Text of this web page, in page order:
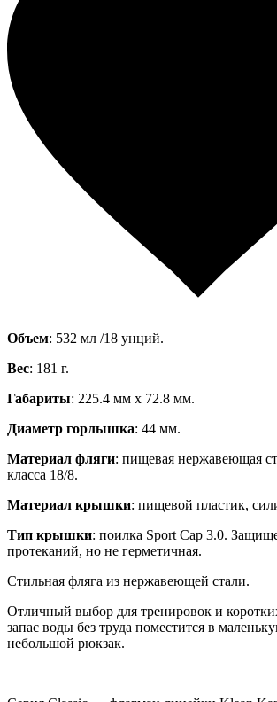
Объем: 532 мл /18 унций.
Вес: 181 г.
Габариты: 225.4 мм x 72.8 мм.
Диаметр горлышка: 44 мм.
Материал фляги: пищевая нержавеющая
класса 18/8.
Материал крышки: пищевой пластик,
Тип крышки: поилка Sport Cap 3.0.
протеканий, но не герметичная.
Стильная фляга из нержавеющей стали.
Отличный выбор для тренировок и
запас воды без труда поместится в
небольшой рюкзак.